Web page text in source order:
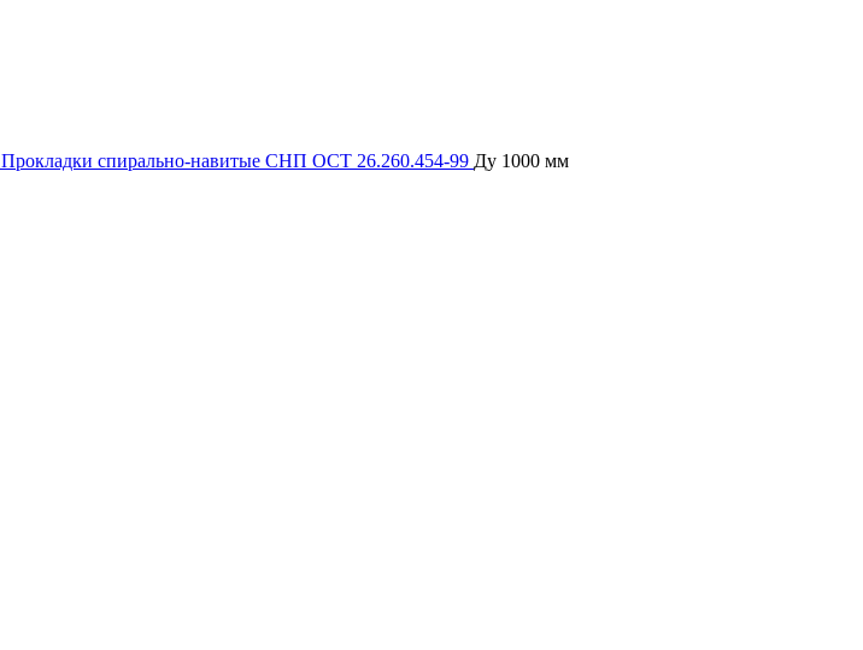
Прокладки спирально-навитые СНП ОСТ 26.260.454-99 Ду 1000 мм